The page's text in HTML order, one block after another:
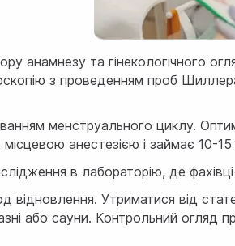
анамнезу та гінекологічного
з проведенням проб
менструального циклу.
анестезією і займає 10-
в лабораторію, де
відновлення. Утриматися від
або сауни. Контрольний огляд